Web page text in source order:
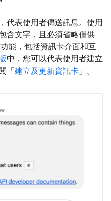
，代表使用者傳送訊息。使用
含文字，且必須省略僅供
能，包括資訊卡介面和互
中，您可以代表使用者建立
「 建立及更新資訊卡 」。